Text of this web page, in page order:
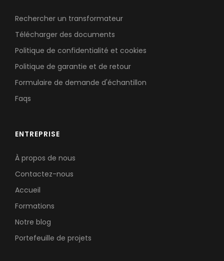
Rechercher un transformateur
Télécharger des documents
Politique de confidentialité et cookies
Politique de garantie et de retour
Formulaire de demande d'échantillon
Faqs
ENTREPRISE
À propos de nous
Contactez-nous
Accueil
Formations
Notre blog
Portefeuille de projets